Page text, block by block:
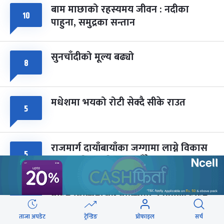
८ फागुपूर्णिमा
चैत्र ८, २०८३-Mar 22, 2027
७ महिना बाँकी
१० बाम माछाको रहस्यमय जीवन : नदीका
पाहुना, समुद्रका सन्तान
८ सुनचाँदीको मूल्य बढ्यो
५ मधेशमा भयको रोटी सेक्दै सीके राउत
५ राजमार्ग दायाँबायाँका जग्गामा लाग्ने विकास
कर ५ प्रतिशत बिन्दु बढाइँदै
५ मोहन तिम्सिनाजी- मार्क्सवाद देववाणी होइन,
अपव्याख्या नगरौं
ताजा अपडेट ट्रेन्डिङ प्रोफाइल सर्च